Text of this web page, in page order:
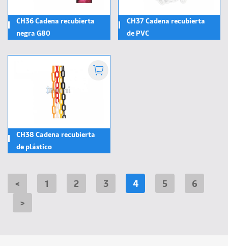
CH36 Cadena recubierta
negra G80
CH37 Cadena recubierta
de PVC
CH38 Cadena recubierta
de plástico
< 1 2 3 4 5
6
>